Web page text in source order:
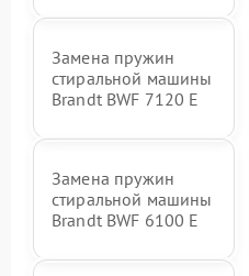
Замена пружин
стиральной машины
Brandt BWF 7120 E
Замена пружин
стиральной машины
Brandt BWF 6100 E